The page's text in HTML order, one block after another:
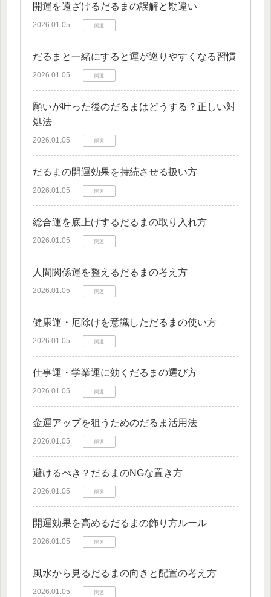
開運を遠ざけるだるまの誤解と勘違い
2026.01.05 開運
だるまと一緒にすると運が巡りやすくなる習慣
2026.01.05 開運
願いが叶った後のだるまはどうする？正しい対
処法
2026.01.05 開運
だるまの開運効果を持続させる扱い方
2026.01.05 開運
総合運を底上げするだるまの取り入れ方
2026.01.05 開運
人間関係運を整えるだるまの考え方
2026.01.05 開運
健康運・厄除けを意識しただるまの使い方
2026.01.05 開運
仕事運・学業運に効くだるまの選び方
2026.01.05 開運
金運アップを狙うためのだるま活用法
2026.01.05 開運
避けるべき？だるまのNGな置き方
2026.01.05 開運
開運効果を高めるだるまの飾り方ルール
2026.01.05 開運
風水から見るだるまの向きと配置の考え方
2026.01.05 開運